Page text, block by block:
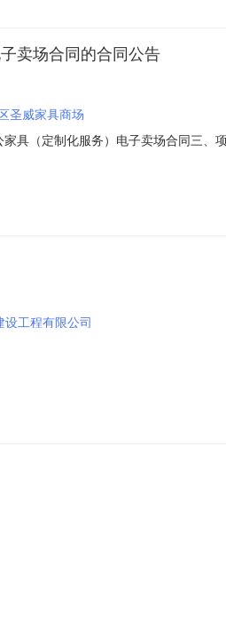
卖场合同的合同公告
圣威家具商场
具（定制化服务）电子卖场合同三、
13500075990六、合同主要信息主
设工程有限公司